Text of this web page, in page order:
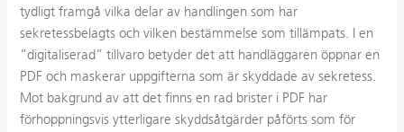
tydligt framgå vilka delar av handlingen som har
sekretessbelagts och vilken bestämmelse som tillämpats. I en
”digitaliserad” tillvaro betyder det att handläggaren öppnar en
PDF och maskerar uppgifterna som är skyddade av sekretess.
Mot bakgrund av att det finns en rad brister i PDF har
förhoppningsvis ytterligare skyddsåtgärder påförts som för